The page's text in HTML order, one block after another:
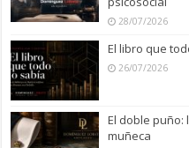
28/07/2026
El libro que
26/07/2026
El doble puño:
muñeca